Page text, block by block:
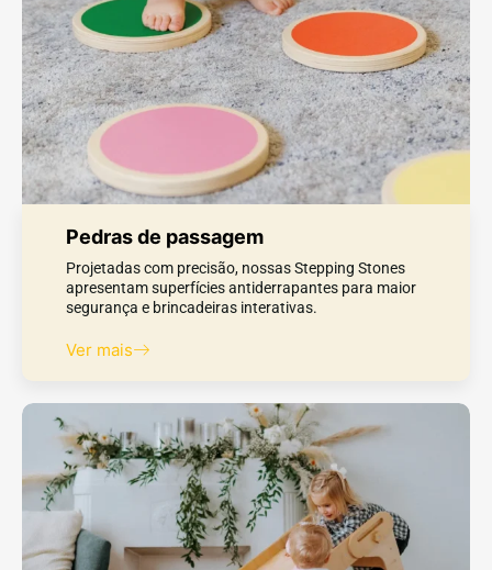
Pedras de passagem
Projetadas com precisão, nossas Stepping Stones
apresentam superfícies antiderrapantes para maior
segurança e brincadeiras interativas.
Ver mais